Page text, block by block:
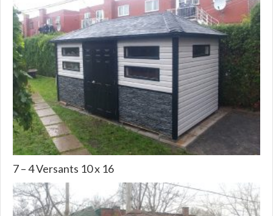
7 – 4 Versants 10 x 16